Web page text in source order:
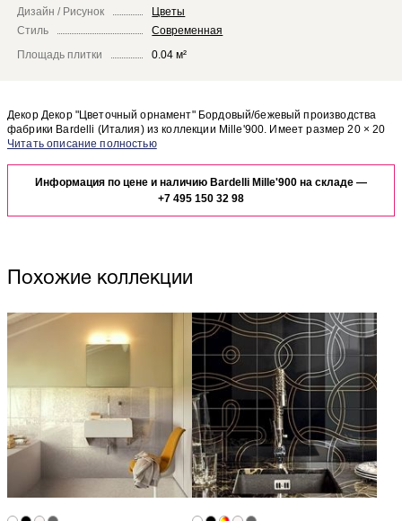
Дизайн / Рисунок
Цветы
Стиль
Современная
Площадь плитки
0.04 м²
Декор Декор "Цветочный орнамент" Бордовый/бежевый производства
фабрики Bardelli (Италия) из коллекции Mille'900. Имеет размер 20 × 20
см. Bardelli Mille'900 Декор "Цветочный орнамент" Бордовый/бежевый
бежевый будет выглядеть в отделке Вашего помещения, закажите
бесплатный дизайн-проект с использованием элементов коллекции
Информация по цене и наличию Bardelli Mille'900 на складе —
+7 495 150 32 98
Похожие коллекции